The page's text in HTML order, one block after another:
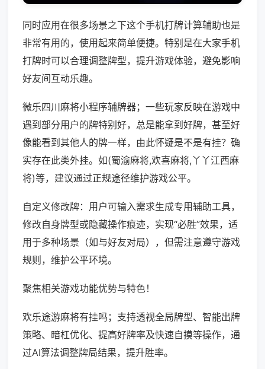
同时应用在很多场景之下这个手机打牌计算辅助也是
非常有用的，使用起来简单便捷。特别是在大家手机
打牌时可以合理调整牌型，提升游戏体验，避免影响
好友间互动乐趣。
微乐四川麻将小程序辅牌器；一些玩家反映在游戏中
遇到部分用户的牌特别好，总是能拿到好牌，甚至好
像能看到其他人的牌一样，由此怀疑是不是有挂？确
实存在此类外挂。如(蜀渝麻将,欢喜麻将,丫丫江西麻
将)等，建议通过正规途径维护游戏公平。
自定义修改牌：用户可输入需求生成专用辅助工具，
修改自身牌型或隐藏操作痕迹，实现“必胜”效果，适
用于多种场景（如与好友对局），但需注意遵守游戏
规则，维护公平环境。
聚焦相关游戏功能优势与特色！
欢乐途游麻将有挂吗；支持透视全局牌型、智能出牌
策略、暗杠优化、提高好牌率及快速自摸等操作，通
过AI算法调整牌局结果，提升胜率。